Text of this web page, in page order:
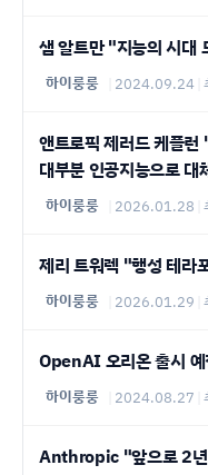
샘 알트만 "지능의 시대
하이룽룽 2024.09.24
앤트로픽 제러드 케플
대부분 인공지능으로
하이룽룽 2026.01.28
제리 트워렉 "행성 테라
하이룽룽 2026.01.29
OpenAI 오리온 출시 예
하이룽룽 2024.08.27
Anthropic "앞으로 2년